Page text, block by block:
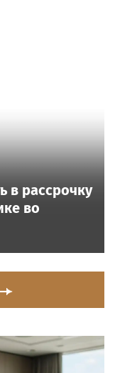
в рассрочку
во